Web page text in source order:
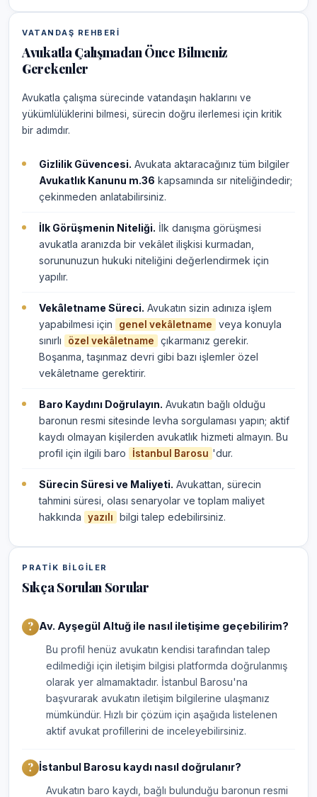
VATANDAŞ REHBERI
Avukatla Çalışmadan Önce Bilmeniz
Gerekenler
Avukatla çalışma sürecinde vatandaşın haklarını ve
yükümlülüklerini bilmesi, sürecin doğru ilerlemesi için kritik
bir adımdır.
Gizlilik Güvencesi. Avukata aktaracağınız tüm bilgiler
Avukatlık Kanunu m.36 kapsamında sır niteliğindedir;
çekinmeden anlatabilirsiniz.
İlk Görüşmenin Niteliği. İlk danışma görüşmesi
avukatla aranızda bir vekâlet ilişkisi kurmadan,
sorununuzun hukuki niteliğini değerlendirmek için
yapılır.
Vekâletname Süreci. Avukatın sizin adınıza işlem
yapabilmesi için
genel vekâletname
veya konuyla
sınırlı
özel vekâletname
çıkarmanız gerekir.
Boşanma, taşınmaz devri gibi bazı işlemler özel
vekâletname gerektirir.
Baro Kaydını Doğrulayın. Avukatın bağlı olduğu
baronun resmi sitesinde levha sorgulaması yapın; aktif
kaydı olmayan kişilerden avukatlık hizmeti almayın. Bu
profil için ilgili baro
İstanbul Barosu 'dur.
Sürecin Süresi ve Maliyeti. Avukattan, sürecin
tahmini süresi, olası senaryolar ve toplam maliyet
hakkında
yazılı bilgi talep edebilirsiniz.
PRATIK BILGILER
Sıkça Sorulan Sorular
Av. Ayşegül Altuğ ile nasıl iletişime geçebilirim?
Bu profil henüz avukatın kendisi tarafından talep
edilmediği için iletişim bilgisi platformda doğrulanmış
olarak yer almamaktadır. İstanbul Barosu'na
başvurarak avukatın iletişim bilgilerine ulaşmanız
mümkündür. Hızlı bir çözüm için aşağıda listelenen
aktif avukat profillerini de inceleyebilirsiniz.
İstanbul Barosu kaydı nasıl doğrulanır?
Avukatın baro kaydı, bağlı bulunduğu baronun resmi